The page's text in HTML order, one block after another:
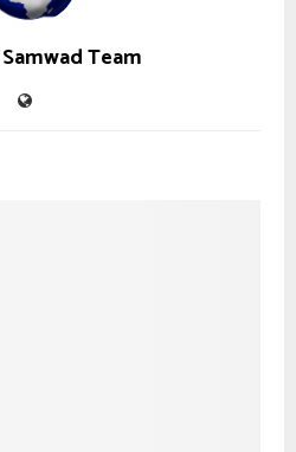
Team